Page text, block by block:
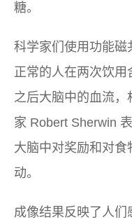
糖。
科学家们使用功能磁
正常的人在两次饮用
之后大脑中的血流
家 Robert Sherwin
大脑中对奖励和对
动。
成像结果反映了人